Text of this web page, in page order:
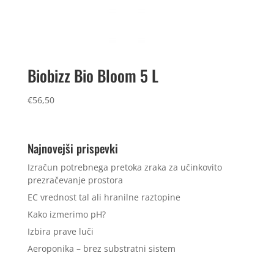
Biobizz Bio Bloom 5 L
€56,50
Najnovejši prispevki
Izračun potrebnega pretoka zraka za učinkovito
prezračevanje prostora
EC vrednost tal ali hranilne raztopine
Kako izmerimo pH?
Izbira prave luči
Aeroponika – brez substratni sistem